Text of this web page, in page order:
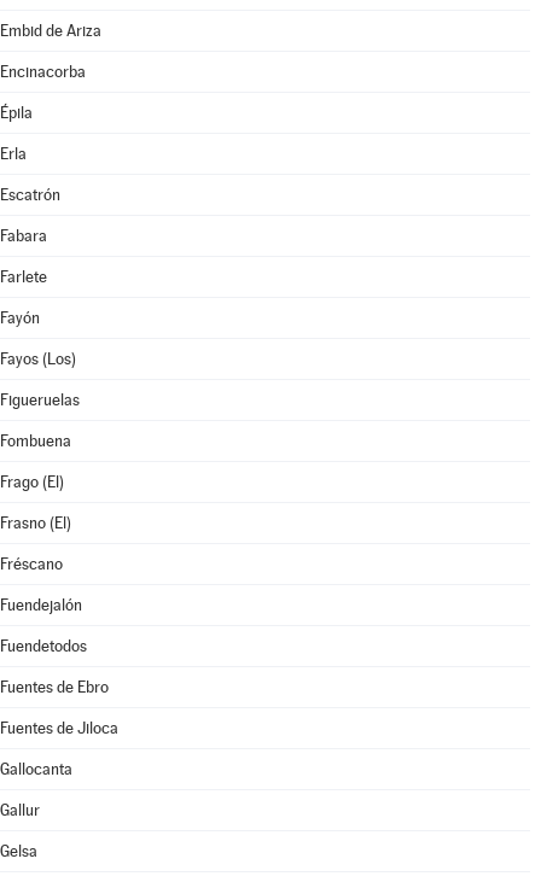
Embid de Ariza
Encinacorba
Épila
Erla
Escatrón
Fabara
Farlete
Fayón
Fayos (Los)
Figueruelas
Fombuena
Frago (El)
Frasno (El)
Fréscano
Fuendejalón
Fuendetodos
Fuentes de Ebro
Fuentes de Jiloca
Gallocanta
Gallur
Gelsa